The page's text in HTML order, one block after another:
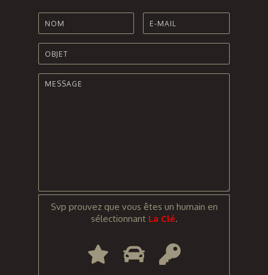
Svp prouvez que vous êtes un humain en
sélectionnantLa Clé.